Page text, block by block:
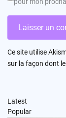
pour mon
Ce site utilise
sur la façon dont
Latest
Popular